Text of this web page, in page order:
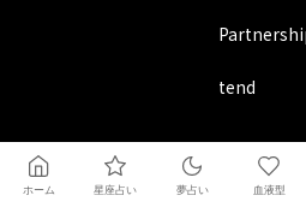
tend
Copyright Mode Media
ホーム 星座占い 夢占い 血液型